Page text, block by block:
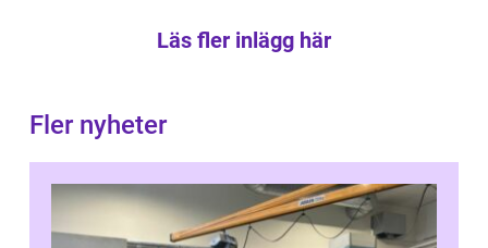
Läs fler inlägg här
Fler nyheter